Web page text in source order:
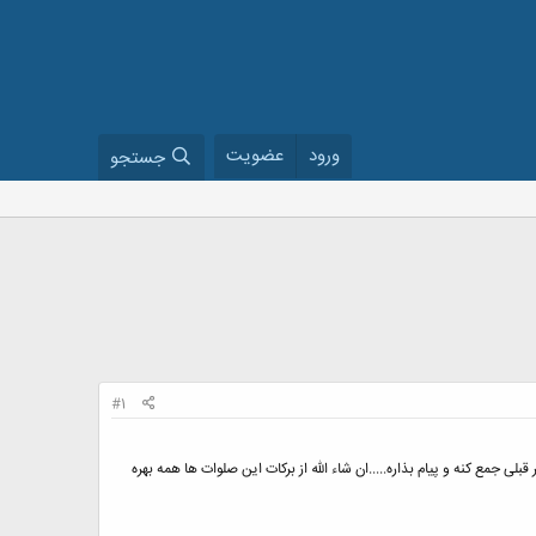
ورود عضویت جستجو
#1
جمع کنه و پیام بذاره.....ان شاء الله از برکات این صلوات ها همه بهره